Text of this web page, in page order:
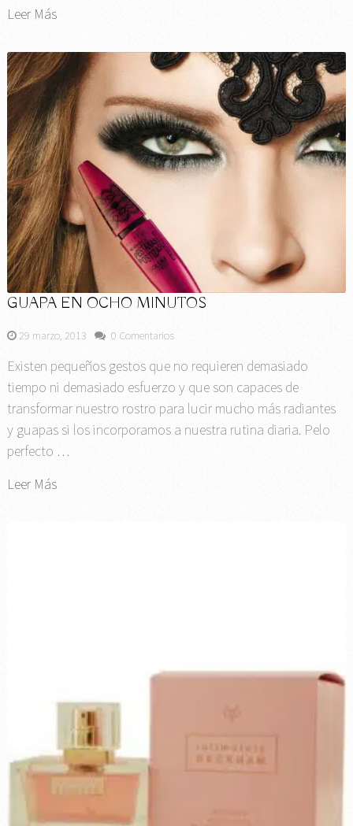
Leer Más
GUAPA EN OCHO MINUTOS
29 marzo, 2013 0 Comentarios
Existen pequeños gestos que no requieren demasiado
tiempo ni demasiado esfuerzo y que son capaces de
transformar nuestro rostro para lucir mucho más radiantes
y guapas si los incorporamos a nuestra rutina diaria. Pelo
perfecto …
Leer Más